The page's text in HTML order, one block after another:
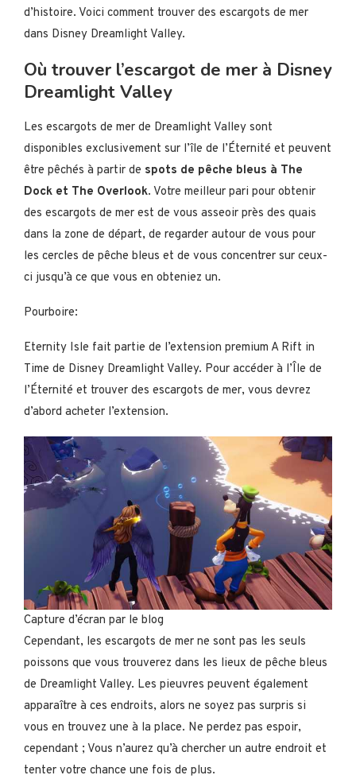
d’histoire. Voici comment trouver des escargots de mer
dans Disney Dreamlight Valley.
Où trouver l’escargot de mer à Disney
Dreamlight Valley
Les escargots de mer de Dreamlight Valley sont
disponibles exclusivement sur l’île de l’Éternité et peuvent
être pêchés à partir de spots de pêche bleus à The
Dock et The Overlook. Votre meilleur pari pour obtenir
des escargots de mer est de vous asseoir près des quais
dans la zone de départ, de regarder autour de vous pour
les cercles de pêche bleus et de vous concentrer sur ceux-
ci jusqu’à ce que vous en obteniez un.
Pourboire:
Eternity Isle fait partie de l’extension premium A Rift in
Time de Disney Dreamlight Valley. Pour accéder à l’Île de
l’Éternité et trouver des escargots de mer, vous devrez
d’abord acheter l’extension.
Capture d’écran par le blog
Cependant, les escargots de mer ne sont pas les seuls
poissons que vous trouverez dans les lieux de pêche bleus
de Dreamlight Valley. Les pieuvres peuvent également
apparaître à ces endroits, alors ne soyez pas surpris si
vous en trouvez une à la place. Ne perdez pas espoir,
cependant ; Vous n’aurez qu’à chercher un autre endroit et
tenter votre chance une fois de plus.